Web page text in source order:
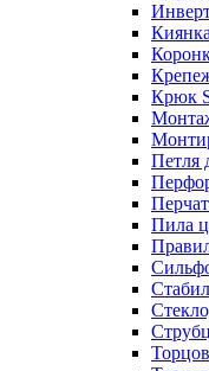
Крюк
Петля
Пила